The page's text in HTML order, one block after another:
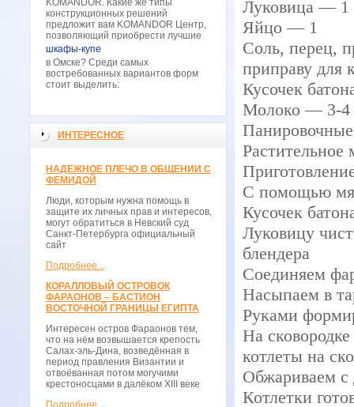
KOMANDOR. Какие же типы
конструкционных решений
предложит вам KOMANDOR Центр,
позволяющий приобрести лучшие
шкафы-купе
в Омске? Среди самых
востребованных вариантов форм
стоит выделить:
ИНТЕРЕСНОЕ
НАДЕЖНОЕ ПЛЕЧО В ОБЩЕНИИ С
ФЕМИДОЙ
Люди, которым нужна помощь в
защите их личных прав и интересов,
могут обратиться в Невский суд
Санкт-Петербурга официальный
сайт
Подробнее...
КОРАЛЛОВЫЙ ОСТРОВОК
ФАРАОНОВ – БАСТИОН
ВОСТОЧНОЙ ГРАНИЦЫ ЕГИПТА
Интересен остров Фараонов тем,
что на нём возвышается крепость
Салах-эль-Дина, возведённая в
период правления Византии и
отвоёванная потом могучими
крестоносцами в далёком XIII веке
Подробнее...
Луковица — 1
Яйцо — 1
Соль, перец,
приправу для
Кусочек
Молоко — 3-4
Растительное
С помощью
Кусочек
Луковицу
блендера
Соединяем
Насыпаем в
Руками
На
котлеты на
Обжариваем с
Котлетки